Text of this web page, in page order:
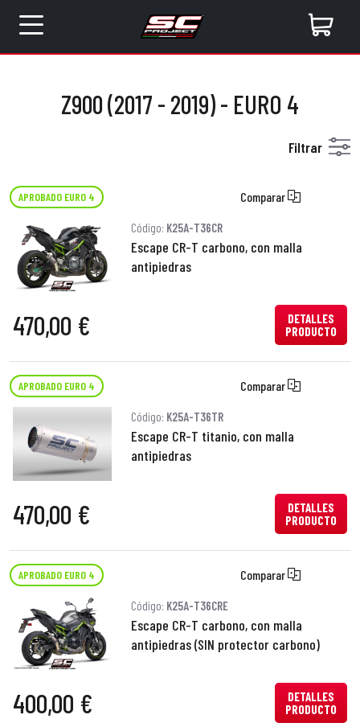
Z900 (2017 - 2019) - EURO 4
Filtrar
APROBADO EURO 4 Comparar
Código: K25A-T36CR
Escape CR-T carbono, con malla
antipiedras
470,00 €
DETALLES
PRODUCTO
APROBADO EURO 4 Comparar
Código: K25A-T36TR
Escape CR-T titanio, con malla
antipiedras
470,00 €
DETALLES
PRODUCTO
APROBADO EURO 4 Comparar
Código: K25A-T36CRE
Escape CR-T carbono, con malla
antipiedras (SIN protector carbono)
400,00 €
DETALLES
PRODUCTO